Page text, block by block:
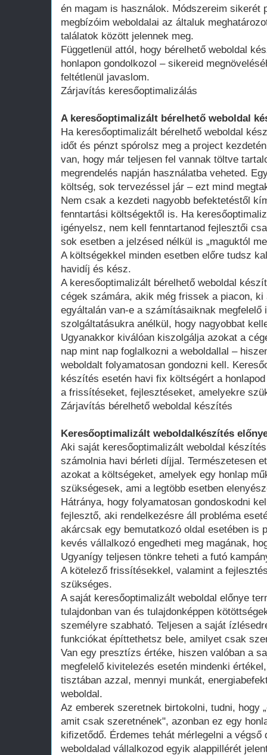
én magam is használok. Módszereim sikerét
megbízóim weboldalai az általuk
találatok között jelennek meg.
Függetlenül attól, hogy bérelhető weboldal
honlapon gondolkozol – sikereid
feltétlenül javaslom.
Zárjavítás keresőoptimalizálás
A keresőoptimalizált bérelhető weboldal
Ha keresőoptimalizált bérelhető weboldal
időt és pénzt spórolsz meg a project
van, hogy már teljesen fel vannak töltve
megrendelés napján használatba veheted.
költség, sok tervezéssel jár – ezt mind
Nem csak a kezdeti nagyobb befektetéstől
fenntartási költségektől is. Ha
igényelsz, nem kell fenntartanod fejlesztői
sok esetben a jelzésed nélkül is „maguktól
A költségekkel minden esetben előre tudsz
havidíj és kész.
A keresőoptimalizált bérelhető weboldal
cégek számára, akik még frissek a piacon, ki
egyáltalán van-e a számításaiknak megfelelő
szolgáltatásukra anélkül, hogy nagyobbat
Ugyanakkor kiválóan kiszolgálja azokat a
nap mint nap foglalkozni a weboldallal –
weboldalt folyamatosan gondozni kell.
készítés esetén havi fix költségért a
a frissítéseket, fejlesztéseket, amelyekre
Zárjavítás bérelhető weboldal készítés
Keresőoptimalizált weboldalkészítés
Aki saját keresőoptimalizált weboldal
számolnia havi bérleti díjjal. Természetesen
azokat a költségeket, amelyek egy honlap
szükségesek, ami a legtöbb esetben
Hátránya, hogy folyamatosan gondoskodni
fejlesztő, aki rendelkezésre áll probléma
akárcsak egy bemutatkozó oldal esetében is
kevés vállalkozó engedheti meg magának,
Ugyanígy teljesen tönkre teheti a futó
A kötelező frissítésekkel, valamint a
szükséges.
A saját keresőoptimalizált weboldal előnye
tulajdonban van és tulajdonképpen
személyre szabható. Teljesen a saját
funkciókat építtethetsz bele, amilyet csak
Van egy presztízs értéke, hiszen valóban a
megfelelő kivitelezés esetén mindenki
tisztában azzal, mennyi munkát,
weboldal.
Az emberek szeretnek birtokolni, tudni, hogy
amit csak szeretnének", azonban ez egy
kifizetődő. Érdemes tehát mérlegelni a végső
weboldalad vállalkozod egyik alappillérét